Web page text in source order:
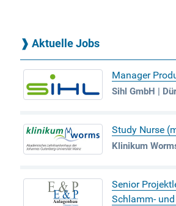
❱Aktuelle Jobs
Manager
Sihl GmbH |
Study Nurse
Klinikum
Senior
Schlamm-